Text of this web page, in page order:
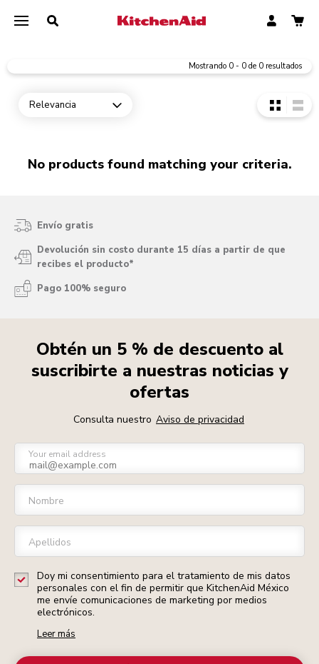
Mostrando 0 - 0 de 0 resultados
Relevancia
Open dropdown
No products found matching your criteria.
Envío gratis
Devolución sin costo durante 15 días a partir de que
recibes el producto*
Pago 100% seguro
Obtén un 5 % de descuento al
suscribirte a nuestras noticias y
ofertas
Consulta nuestro Aviso de privacidad
Your email address
Nombre
Apellidos
Doy mi consentimiento para el tratamiento de mis datos
personales con el fin de permitir que KitchenAid México
me envíe comunicaciones de marketing por medios
electrónicos.
Leer más